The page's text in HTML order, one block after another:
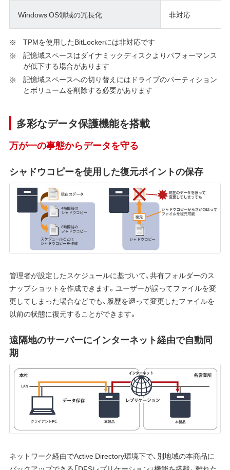
Windows OS領域の冗長化 非対応
TPMを使用したBitLockerには非対応です
記憶域スペースはダイナミックディスクよりパフォーマンス
が低下する場合があります
記憶域スペースへの切り替えにはドライブのパーティション
とボリュームを削除する必要があります
多彩なデータ保護機能を搭載
万が一の事態からデータを守る
シャドウコピーを使用した復元ポイントの保存
管理者が設定したスケジュールに基づいて、共有フォルダーのス
ナップショットを作成できます。ユーザーが誤ってファイルを変
更してしまった場合などでも、履歴を遡って変更したファイルを
以前の状態に復元することができます。
遠隔地のサーバーにインターネット経由で自動同
期
ネットワーク経由でActive Directory環境下で、別地域の本商品に